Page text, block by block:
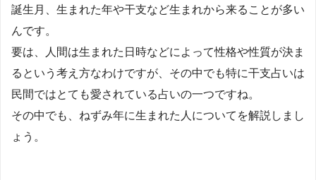
誕生月、生まれた年や干支など生まれから来ることが多い
んです。
要は、人間は生まれた日時などによって性格や性質が決ま
るという考え方なわけですが、その中でも特に干支占いは
民間ではとても愛されている占いの一つですね。
その中でも、ねずみ年に生まれた人についてを解説しまし
ょう。